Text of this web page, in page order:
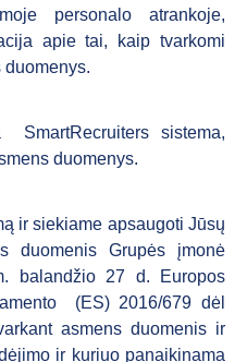
personalo atrankoje,
apie tai, kaip tvarkomi
SmartRecruiters sistema,
duomenys.
ir siekiame apsaugoti Jūsų
duomenis Grupės įmonė
balandžio 27 d. Europos
(ES) 2016/679 dėl
asmens duomenis ir
ir kuriuo panaikinama